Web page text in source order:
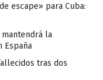
escape» para Cuba:
la
España
tras dos